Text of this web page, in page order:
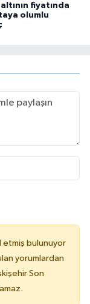
fiyatında
olumlu
etmiş bulunuyor
yorumlardan
Son